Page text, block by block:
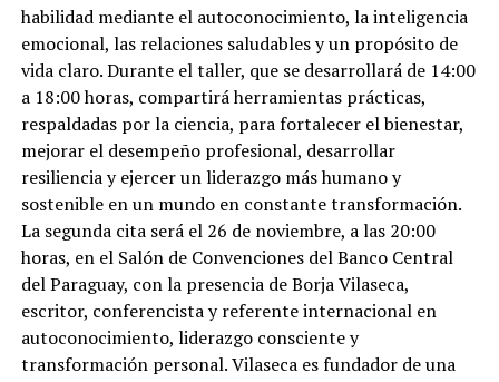
habilidad mediante el autoconocimiento, la inteligencia
emocional, las relaciones saludables y un propósito de
vida claro. Durante el taller, que se desarrollará de 14:00
a 18:00 horas, compartirá herramientas prácticas,
respaldadas por la ciencia, para fortalecer el bienestar,
mejorar el desempeño profesional, desarrollar
resiliencia y ejercer un liderazgo más humano y
sostenible en un mundo en constante transformación.
La segunda cita será el 26 de noviembre, a las 20:00
horas, en el Salón de Convenciones del Banco Central
del Paraguay, con la presencia de Borja Vilaseca,
escritor, conferencista y referente internacional en
autoconocimiento, liderazgo consciente y
transformación personal. Vilaseca es fundador de una